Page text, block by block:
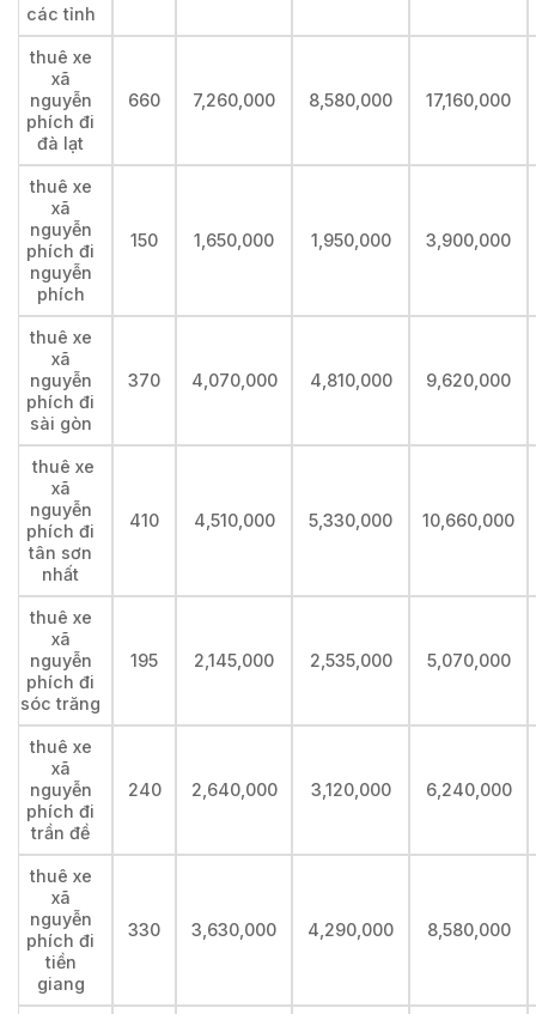
các tỉnh
thuê xe
xã
nguyễn
phích đi
đà lạt
660 7,260,000 8,580,000 17,160,000
thuê xe
xã
nguyễn
phích đi
nguyễn
phích
150 1,650,000 1,950,000 3,900,000
thuê xe
xã
nguyễn
phích đi
sài gòn
370 4,070,000 4,810,000 9,620,000
thuê xe
xã
nguyễn
phích đi
tân sơn
nhất
410 4,510,000 5,330,000 10,660,000
thuê xe
xã
nguyễn
phích đi
sóc trăng
195 2,145,000 2,535,000 5,070,000
thuê xe
xã
nguyễn
phích đi
trần đề
240 2,640,000 3,120,000 6,240,000
thuê xe
xã
nguyễn
phích đi
tiền
giang
330 3,630,000 4,290,000 8,580,000